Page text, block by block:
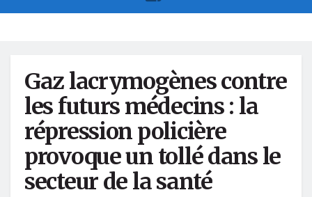
Gaz lacrymogènes contre
les futurs médecins : la
répression policière
provoque un tollé dans le
secteur de la santé